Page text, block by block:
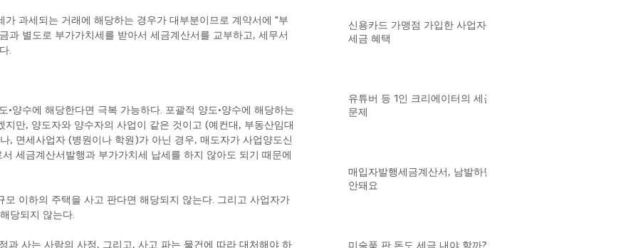
가 과세되는 거래에 해당하는 경우가 대부분이므로 계약서에 "부
과 별도로 부가가치세를 받아서 세금계산서를 교부하고, 세무서
.
•양수에 해당한다면 극복 가능하다. 포괄적 양도•양수에 해당하는
지만, 양도자와 양수자의 사업이 같은 것이고 (예컨대, 부동산임대
, 면세사업자 (병원이나 학원)가 아닌 경우, 매도자가 사업양도신
세금계산서발행과 부가가치세 납세를 하지 않아도 되기 때문에
모 이하의 주택을 사고 판다면 해당되지 않는다. 그리고 사업자가
당되지 않는다.
과 사는 사람의 사정, 그리고, 사고 파는 물건에 따라 대처해야 하
신용카드 가맹점 가입한 사업자
세금 혜택
유튜버 등 1인 크리에이터의 세금
문제
매입자발행세금계산서, 남발하면
안돼요
미술품 판 돈도 세금 내야 할까?